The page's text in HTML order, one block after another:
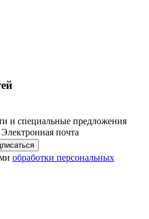
и специальные предложения
Электронная почта
обработки персональных